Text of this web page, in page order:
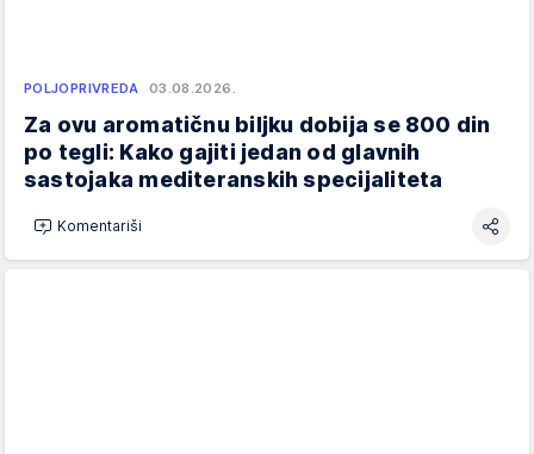
POLJOPRIVREDA 03.08.2026.
Za ovu aromatičnu biljku dobija se 800 din
po tegli: Kako gajiti jedan od glavnih
sastojaka mediteranskih specijaliteta
Komentariši